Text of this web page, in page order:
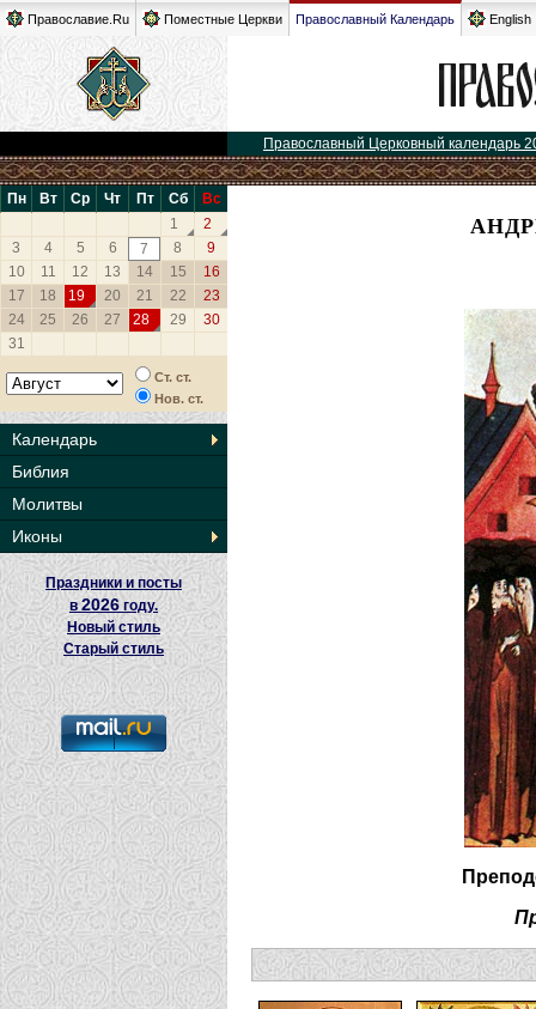
Православие.Ru Поместные Церкви Православный Календарь English
Православный Церковный календарь
Пн Вт Ср Чт Пт Сб
Вс
1
2
3
4 5 6 7 8
9
10
11 12 13 14 15
16
17
18 19 20 21 22
23
24
25 26 27 28 29
30
31
Ст. ст.
Нов. ст.
Календарь
Библия
Молитвы
Иконы
Праздники и посты
в2026 году.
Новый стиль
Старый стиль